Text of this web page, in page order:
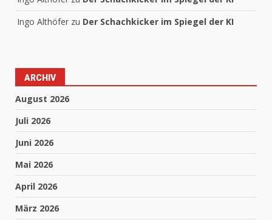
Ingo Althöfer zu Der Schachkicker im Spiegel der KI
ARCHIV
August 2026
Juli 2026
Juni 2026
Mai 2026
April 2026
März 2026